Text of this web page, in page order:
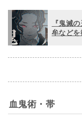
『鬼滅
牟など
血鬼術・帯